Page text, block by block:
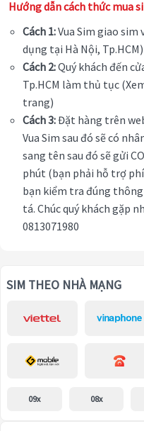
Hướng dẫn cách thức mua
Cách 1:Vua Sim giao
dụng tại Hà Nội, Tp.HCM)
Cách 2:Quý khách đến
Tp.HCM làm thủ tục
trang)
Cách 3:Đặt hàng trên
Vua Sim sau đó sẽ có
sang tên sau đó sẽ gửi
phút (bạn phải hỗ trợ
bạn kiểm tra đúng
tá. Chúc quý khách gặp
0813071980
SIM THEO NHÀ MẠNG
09x 08x